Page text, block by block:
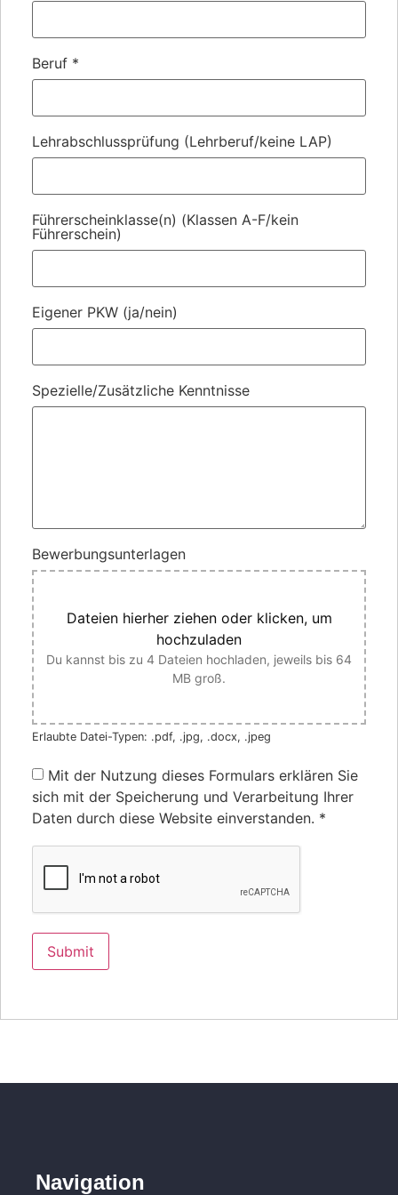
Beruf *
Lehrabschlussprüfung (Lehrberuf/keine LAP)
Führerscheinklasse(n) (Klassen A-F/kein
Führerschein)
Eigener PKW (ja/nein)
Spezielle/Zusätzliche Kenntnisse
Bewerbungsunterlagen
Dateien hierher ziehen oder klicken, um
hochzuladen
Du kannst bis zu 4 Dateien hochladen, jeweils bis 64
MB groß.
Erlaubte Datei-Typen: .pdf, .jpg, .docx, .jpeg
Mit der Nutzung dieses Formulars erklären Sie
sich mit der Speicherung und Verarbeitung Ihrer
Daten durch diese Website einverstanden. *
Navigation